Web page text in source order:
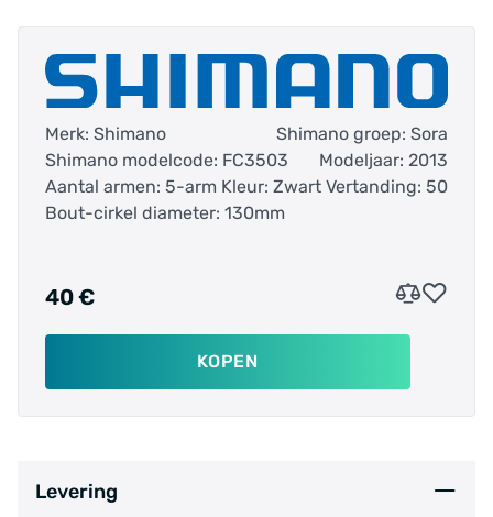
Merk: Shimano
Shimano groep: Sora
Shimano modelcode: FC3503
Modeljaar: 2013
Aantal armen: 5-arm Kleur: Zwart Vertanding: 50
Bout-cirkel diameter: 130mm
40 €
KOPEN
Levering